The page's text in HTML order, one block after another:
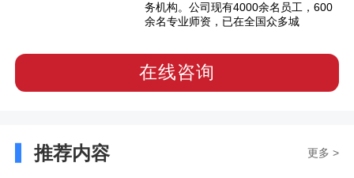
务机构。公司现有4000余名员工，600
余名专业师资，已在全国众多城
在线咨询
推荐内容 更多 >